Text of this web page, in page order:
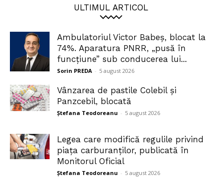
ULTIMUL ARTICOL
Ambulatoriul Victor Babeș, blocat la
74%. Aparatura PNRR, „pusă în
funcțiune” sub conducerea lui...
Sorin PREDA - 5 august 2026
Vânzarea de pastile Colebil și
Panzcebil, blocată
Ștefana Teodoreanu - 5 august 2026
Legea care modifică regulile privind
piața carburanților, publicată în
Monitorul Oficial
Ștefana Teodoreanu - 5 august 2026